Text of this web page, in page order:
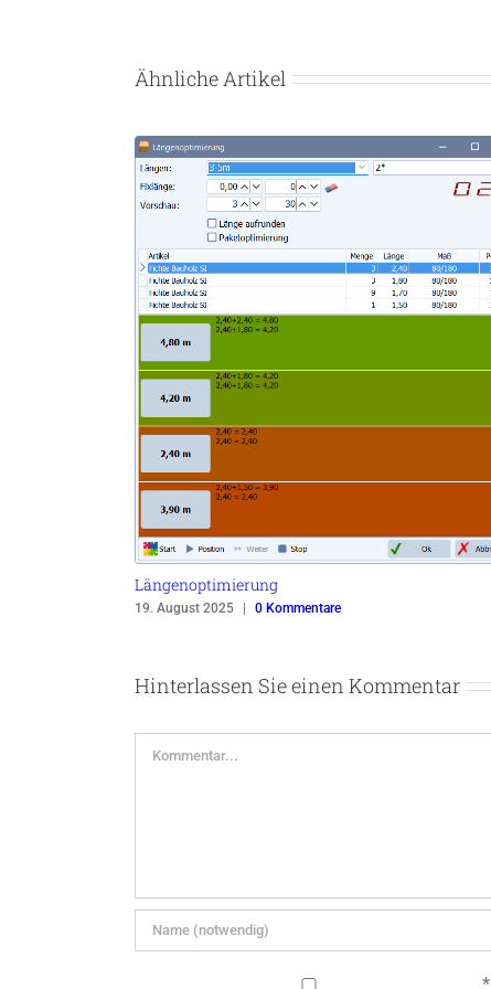
Ähnliche Artikel
Längenoptimierung
19. August 2025 0 Kommentare
Hinterlassen Sie einen Kommentar
Kommentar
*